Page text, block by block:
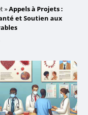
»Appels à Projets :
et Soutien aux